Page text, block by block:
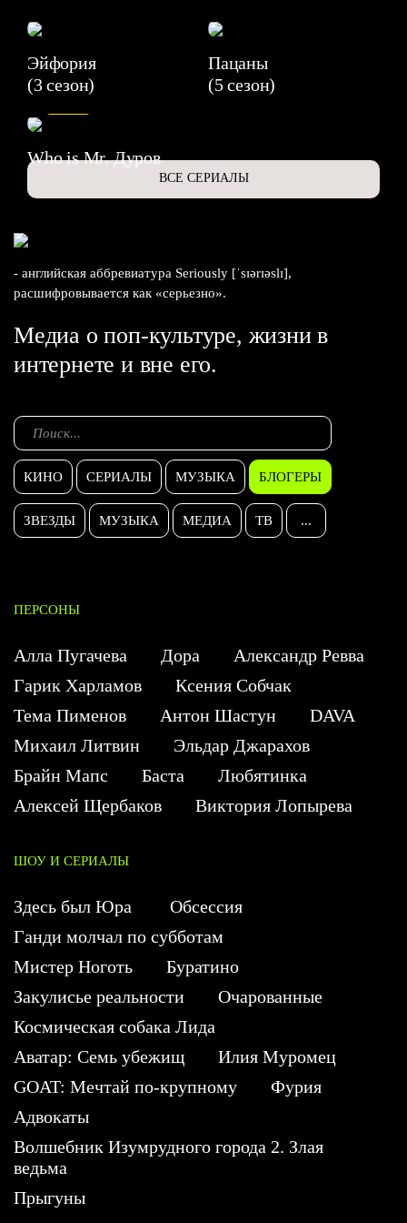
Эйфория
(3 сезон)
Пацаны
(5 сезон)
6.3
Who is Mr. Дуров
ВСЕ СЕРИАЛЫ
- английская аббревиатура Seriously [ˈsɪərɪəslɪ],
расшифровывается как «серьезно».
Медиа о поп-культуре, жизни в
интернете и вне его.
КИНО СЕРИАЛЫ МУЗЫКА БЛОГЕРЫ
ЗВЕЗДЫ МУЗЫКА МЕДИА ТВ ...
ПЕРСОНЫ
Алла Пугачева Дора
Александр Ревва
Гарик Харламов
Ксения Собчак
Тема Пименов
Антон Шастун
DAVA
Михаил Литвин
Эльдар Джарахов
Брайн Мапс
Баста
Любятинка
Алексей Щербаков
Виктория Лопырева
ШОУ И СЕРИАЛЫ
Здесь был Юра
Обсессия
Ганди молчал по субботам
Мистер Ноготь
Буратино
Закулисье реальности
Очарованные
Космическая собака Лида
Аватар: Семь убежищ
Илия Муромец
GOAT: Мечтай по-крупному
Фурия
Адвокаты
Волшебник Изумрудного города 2. Злая
ведьма
Прыгуны